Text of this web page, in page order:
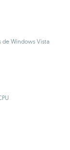
de Windows Vista